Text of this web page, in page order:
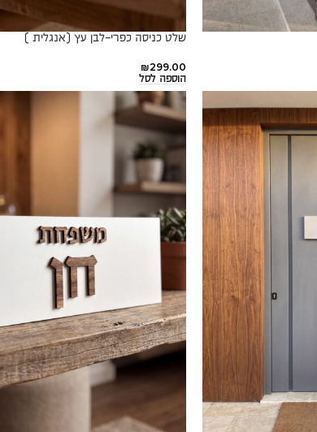
שלט כניסה כפרי-לבן עץ (אנגלית )
₪299.00
הוספה לסל